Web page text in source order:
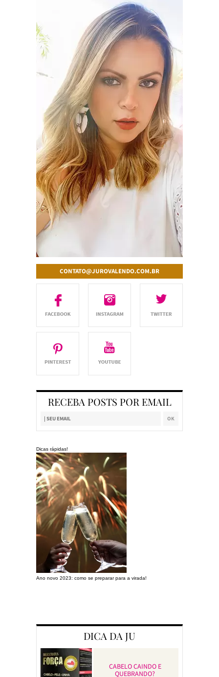
CONTATO@JUROVALENDO.COM.BR
RECEBA POSTS POR EMAIL
Dicas rápidas!
Ano novo 2023: como se preparar para a virada!
DICA DA JU
CABELO CAINDO E
QUEBRANDO?